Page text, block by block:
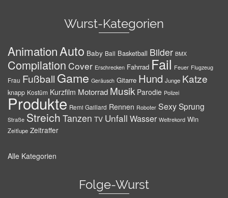
Wurst-Kategorien
AnimationAuto Baby Ball Basketball Bilder BMX
Compilation Cover Erschrecken Fahrrad Fail Feuer Flugzeug
Frau Fußball Game Geräusch Gitarre Hund Junge Katze
knapp Kostüm Kurzfilm Motorrad Musik Parodie Polizei
Produkte Remi Gaillard Rennen Roboter SexySprung
Straße Streich Tanzen TV Unfall Wasser Weltrekord Win
Zeitlupe Zeitraffer
Alle Kategorien
Folge-Wurst